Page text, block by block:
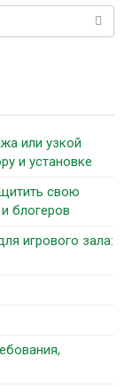
или узкой
и установке
свою
блогеров
игрового зала: